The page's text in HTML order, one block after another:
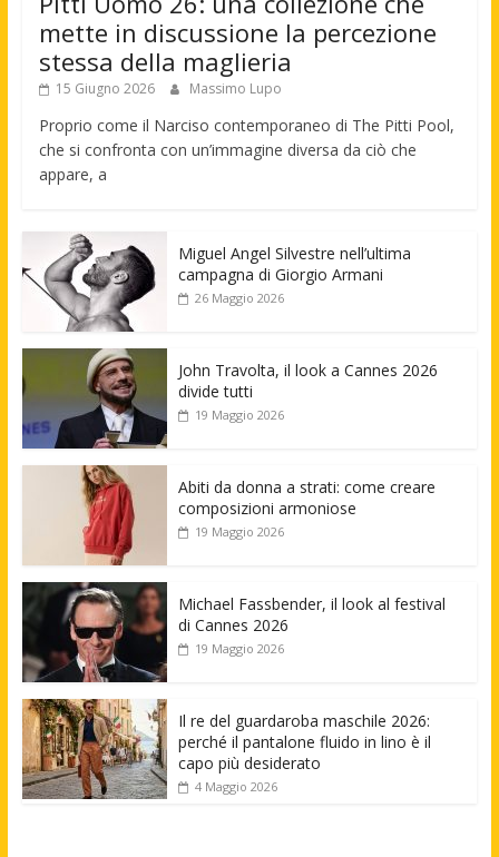
mette in discussione la percezione
stessa della maglieria
15 Giugno 2026 Massimo Lupo
Proprio come il Narciso contemporaneo di The Pitti Pool,
che si confronta con un’immagine diversa da ciò che
appare, a
Miguel Angel Silvestre nell’ultima
campagna di Giorgio Armani
26 Maggio 2026
John Travolta, il look a Cannes 2026
divide tutti
19 Maggio 2026
Abiti da donna a strati: come creare
composizioni armoniose
19 Maggio 2026
Michael Fassbender, il look al festival
di Cannes 2026
19 Maggio 2026
Il re del guardaroba maschile 2026:
perché il pantalone fluido in lino è il
capo più desiderato
4 Maggio 2026